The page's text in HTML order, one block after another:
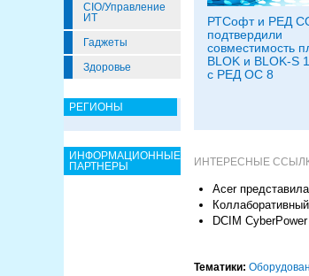
CIO/Управление
ИТ
Гаджеты
Здоровье
РЕГИОНЫ
ИНФОРМАЦИОННЫЕ
ПАРТНЕРЫ
РТСофт и РЕД
подтвердили
совместимость
BLOK и BLOK-S
с РЕД ОС 8
ИНТЕРЕСНЫЕ
Acer
DCIM
Тематики: